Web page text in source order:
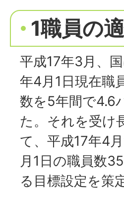
1職員の
平成17年3月、
年4月1日現在職
数を5年間で4.6
た。それを受け
て、平成17年4
月1日の職員数
る目標設定を策